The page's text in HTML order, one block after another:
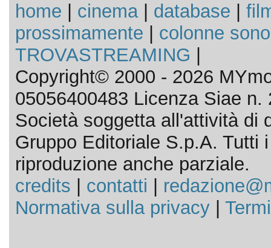
home cinema| database
prossimamente
colonne
TROVASTREAMING
Copyright© 2000 - 2026
05056400483 Licenza Siae n.
Società soggetta all'attività di
Gruppo Editoriale S.p.A. Tutti
riproduzione anche parziale.
credits
contatti
Normativa sulla privacy|